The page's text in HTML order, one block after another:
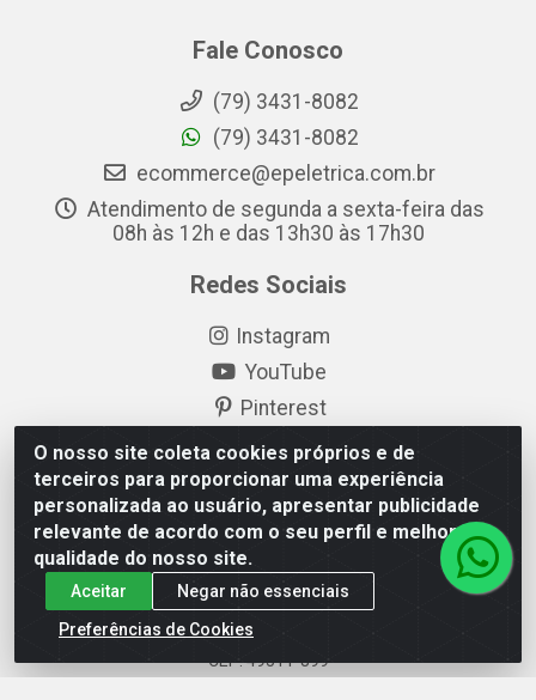
O nosso site coleta cookies próprios e de
terceiros para proporcionar uma experiência
personalizada ao usuário, apresentar publicidade
relevante de acordo com o seu perfil e melhorar a
qualidade do nosso site.
Aceitar
Negar não essenciais
Preferências de Cookies
Fale Conosco
(79) 3431-8082
(79) 3431-8082
ecommerce@epeletrica.com.br
Atendimento de segunda a sexta-feira das
08h às 12h e das 13h30 às 17h30
Redes Sociais
Instagram
YouTube
Pinterest
Linkedin
Formas de Pagamento
EP Elétrica LTDA - 18.621.731/0005-43 - Itabaiana/SE -
CEP: 49511-899